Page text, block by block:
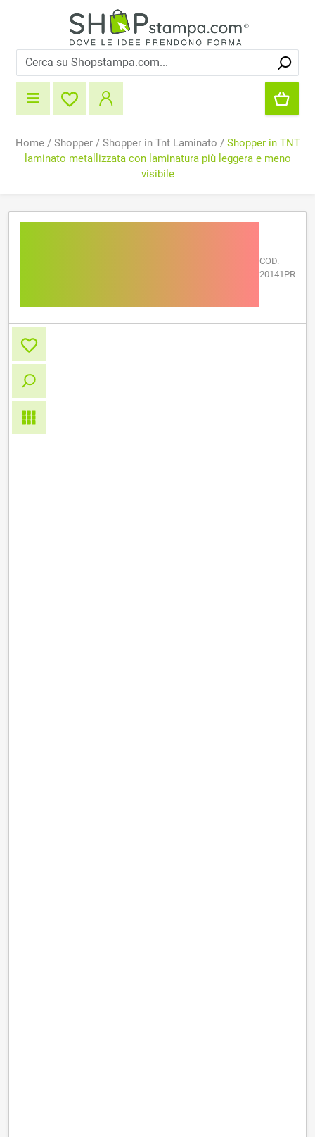
Home/ Shopper/ Shopper in Tnt Laminato / Shopper in TNT
laminato metallizzata con laminatura più leggera e meno
visibile
COD.
20141PR